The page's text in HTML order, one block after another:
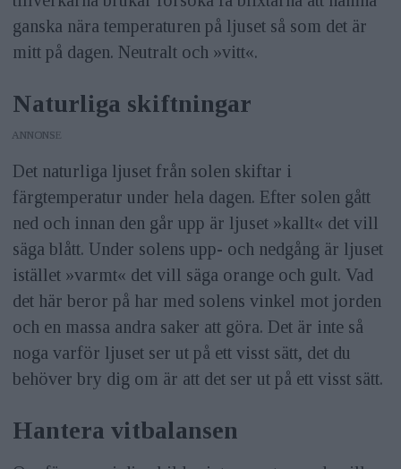
ganska nära temperaturen på ljuset så som det är
mitt på dagen. Neutralt och »vitt«.
Naturliga skiftningar
ANNONS
Det naturliga ljuset från solen skiftar i
färgtemperatur under hela dagen. Efter solen gått
ned och innan den går upp är ljuset »kallt« det vill
säga blått. Under solens upp- och nedgång är ljuset
istället »varmt« det vill säga orange och gult. Vad
det här beror på har med solens vinkel mot jorden
och en massa andra saker att göra. Det är inte så
noga varför ljuset ser ut på ett visst sätt, det du
behöver bry dig om är att det ser ut på ett visst sätt.
Hantera vitbalansen